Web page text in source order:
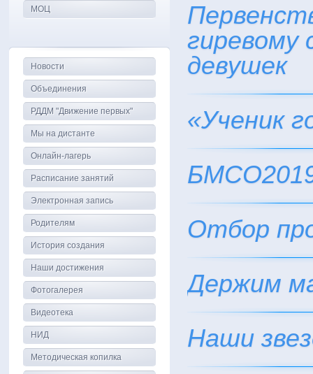
гиревому
девушек
«Ученик
Отбор
Держим
Наши
МОЦ
Новости
Объединения
РДДМ "Движение первых"
Мы на дистанте
Онлайн-лагерь
Расписание занятий
Электронная запись
Родителям
История создания
Наши достижения
Фотогалерея
Видеотека
НИД
Методическая копилка